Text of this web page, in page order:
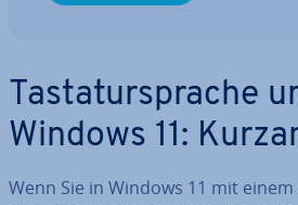
Tas­ta­tur­spra­che
Windows 11:
Wenn Sie in Windows 11 mit